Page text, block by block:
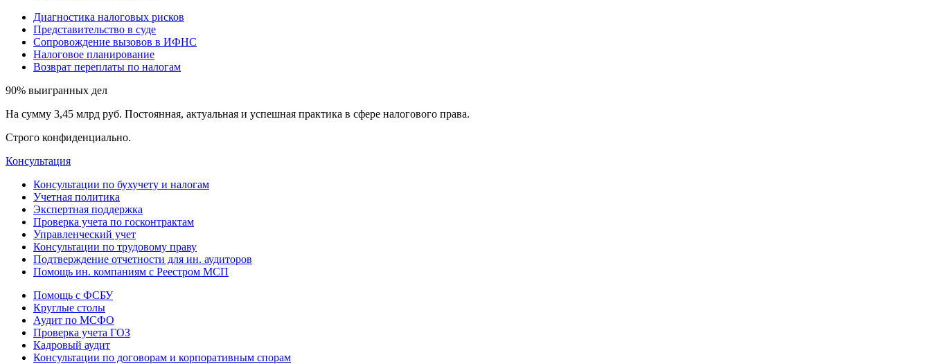
Диагностика налоговых рисков
Представительство в суде
Сопровождение вызовов в ИФНС
Налоговое планирование
Возврат переплаты по налогам
90% выигранных дел
На сумму 3,45 млрд руб. Постоянная, актуальная и успешная практика в сфере налогового права.
Строго конфиденциально.
Консультация
Консультации по бухучету и налогам
Учетная политика
Экспертная поддержка
Проверка учета по госконтрактам
Управленческий учет
Консультации по трудовому праву
Подтверждение отчетности для ин. аудиторов
Помощь ин. компаниям с Реестром МСП
Помощь с ФСБУ
Круглые столы
Аудит по МСФО
Проверка учета ГОЗ
Кадровый аудит
Консультации по договорам и корпоративным спорам